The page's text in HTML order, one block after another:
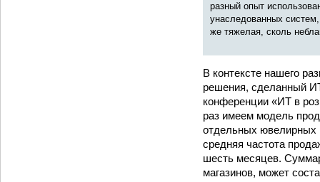
разный опыт
унаследованных
же тяжелая, сколь
В контексте нашего
решения, сделанный
конференции «ИТ в
раз имеем модель
отдельных ювелирных
средняя частота
шесть месяцев.
магазинов, может